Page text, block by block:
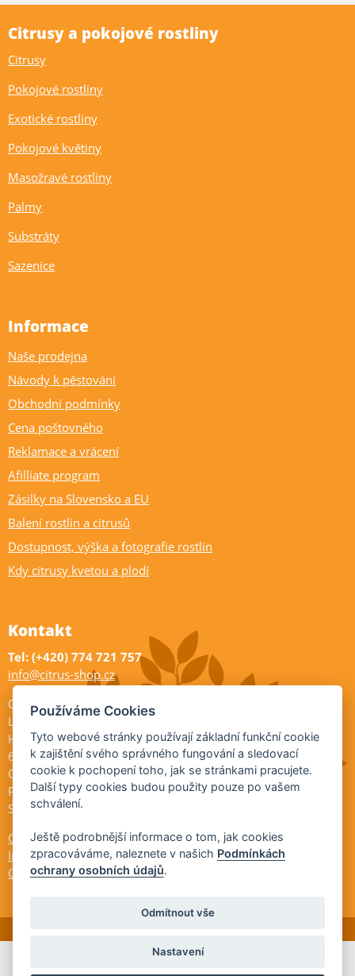
Citrusy a pokojové rostliny
Citrusy
Pokojové rostliny
Exotické rostliny
Pokojové květiny
Masožravé rostliny
Palmy
Substráty
Sazenice
Informace
Naše prodejna
Návody k pěstování
Obchodní podmínky
Cena poštovného
Reklamace a vrácení
Afilliate program
Zásilky na Slovensko a EU
Balení rostlin a citrusů
Dostupnost, výška a fotografie rostlin
Kdy citrusy kvetou a plodí
Kontakt
Tel: (+420) 774 721 757
info@citrus-shop.cz
Citrus shop zahradnictví
Legionářů 2
Hodonín
695 01
Otevřeno:
Po-Pá 9-17
So 9-11:30
Ochrana osobních údajů
Informace ÚKZÚZ
Cookies
Používáme Cookies
Tyto webové stránky používají základní funkční cookie
k zajištění svého správného fungování a sledovací
cookie k pochopení toho, jak se stránkami pracujete.
Další typy cookies budou použity pouze po vašem
schválení.
Ještě podrobnější informace o tom, jak cookies
zpracováváme, naleznete v našich Podmínkách
ochrany osobních údajů.
Odmítnout vše
Nastavení